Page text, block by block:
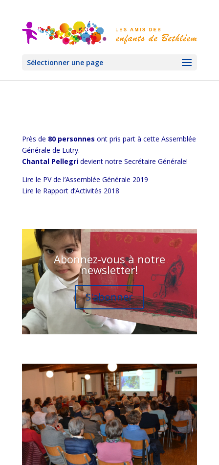
Sélectionner une page
Près de 80 personnes ont pris part à cette Assemblée
Générale de Lutry.
Chantal Pellegridevient notre Secrétaire Générale!
Lire le PV de l’Assemblée Générale 2019
Lire le Rapport d’Activités 2018
Abonnez-vous à notre
newsletter!
S'abonner